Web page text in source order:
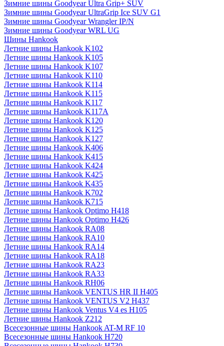
Зимние шины Goodyear Ultra Grip+ SUV
Зимние шины Goodyear UltraGrip Ice SUV G1
Зимние шины Goodyear Wrangler IP/N
Зимние шины Goodyear WRL UG
Шины Hankook
Летние шины Hankook K102
Летние шины Hankook K105
Летние шины Hankook K107
Летние шины Hankook K110
Летние шины Hankook K114
Летние шины Hankook K115
Летние шины Hankook K117
Летние шины Hankook K117A
Летние шины Hankook K120
Летние шины Hankook K125
Летние шины Hankook K127
Летние шины Hankook K406
Летние шины Hankook K415
Летние шины Hankook K424
Летние шины Hankook K425
Летние шины Hankook K435
Летние шины Hankook K702
Летние шины Hankook K715
Летние шины Hankook Optimo H418
Летние шины Hankook Optimo H426
Летние шины Hankook RA08
Летние шины Hankook RA10
Летние шины Hankook RA14
Летние шины Hankook RA18
Летние шины Hankook RA23
Летние шины Hankook RA33
Летние шины Hankook RH06
Летние шины Hankook VENTUS HR II H405
Летние шины Hankook VENTUS V2 H437
Летние шины Hankook Ventus V4 es H105
Летние шины Hankook Z212
Всесезонные шины Hankook AT-M RF 10
Всесезонные шины Hankook H720